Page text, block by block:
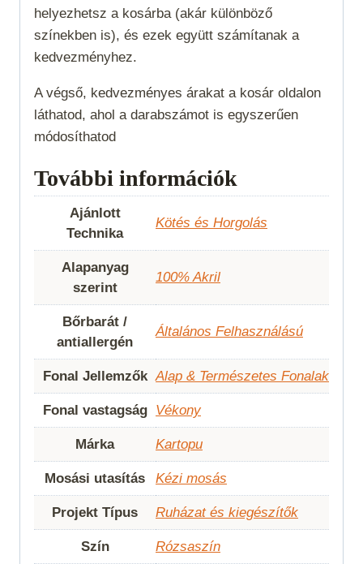
helyezhetsz a kosárba (akár különböző
színekben is), és ezek együtt számítanak a
kedvezményhez.
A végső, kedvezményes árakat a kosár oldalon
láthatod, ahol a darabszámot is egyszerűen
módosíthatod
További információk
Ajánlott
Technika
Kötés és Horgolás
Alapanyag
szerint
100% Akril
Bőrbarát /
antiallergén
Általános Felhasználású
Fonal Jellemzők Alap & Természetes Fonalak
Fonal vastagság Vékony
Márka Kartopu
Mosási utasítás Kézi mosás
Projekt Típus Ruházat és kiegészítők
Szín Rózsaszín